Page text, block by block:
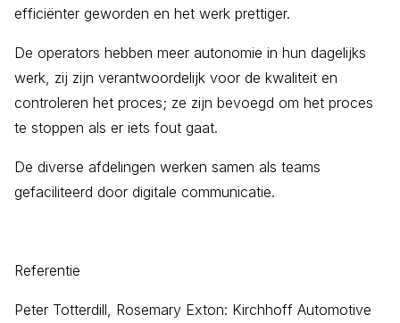
efficiënter geworden en het werk prettiger.
De operators hebben meer autonomie in hun dagelijks
werk, zij zijn verantwoordelijk voor de kwaliteit en
controleren het proces; ze zijn bevoegd om het proces
te stoppen als er iets fout gaat.
De diverse afdelingen werken samen als teams
gefaciliteerd door digitale communicatie.
Referentie
Peter Totterdill, Rosemary Exton: Kirchhoff Automotive